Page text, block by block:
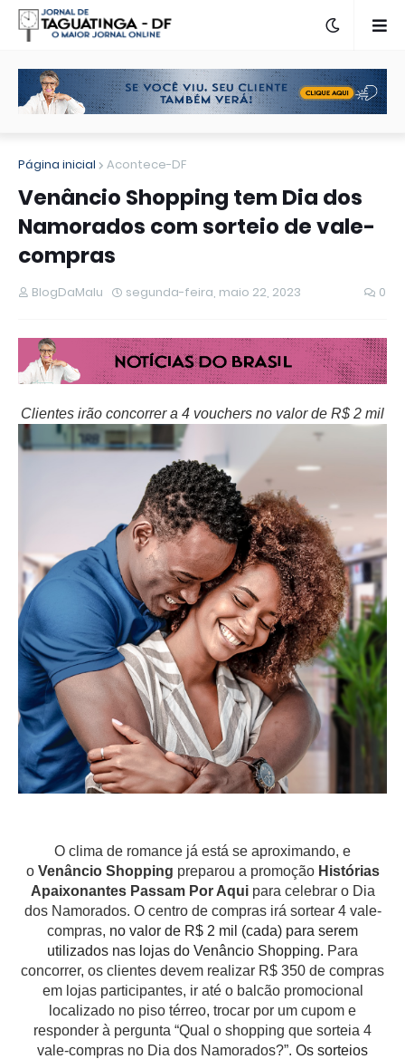
Página inicial Acontece-DF
Venâncio Shopping tem Dia dos
Namorados com sorteio de vale-
compras
BlogDaMalu segunda-feira, maio 22, 2023 0
Clientes irão concorrer a 4 vouchers no valor de R$ 2 mil
O clima de romance já está se aproximando, e
o Venâncio Shopping preparou a promoção Histórias
Apaixonantes Passam Por Aqui para celebrar o Dia
dos Namorados. O centro de compras irá sortear 4 vale-
compras, no valor de R$ 2 mil (cada) para serem
utilizados nas lojas do Venâncio Shopping. Para
concorrer, os clientes devem realizar R$ 350 de compras
em lojas participantes, ir até o balcão promocional
localizado no piso térreo, trocar por um cupom e
responder à pergunta “Qual o shopping que sorteia 4
vale-compras no Dia dos Namorados?”. Os sorteios